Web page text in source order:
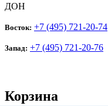
ДОН
Восток: +7 (495) 721-20-74
Запад: +7 (495) 721-20-76
Корзина